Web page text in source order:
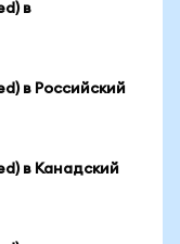
в
в Российский
в Канадский